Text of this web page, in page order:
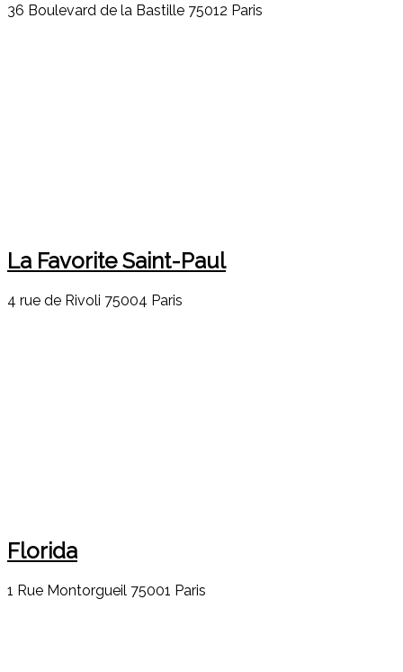
36 Boulevard de la Bastille 75012 Paris
La Favorite Saint-Paul
4 rue de Rivoli 75004 Paris
Florida
1 Rue Montorgueil 75001 Paris